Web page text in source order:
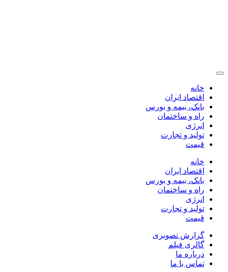
خانه
اقتصاد ایران
بانک، بیمه و بورس
راه و ساختمان
انرژی
تولید و تجارت
قیمت
خانه
اقتصاد ایران
بانک، بیمه و بورس
راه و ساختمان
انرژی
تولید و تجارت
قیمت
گزارش تصویری
گالری فیلم
درباره ما
تماس با ما